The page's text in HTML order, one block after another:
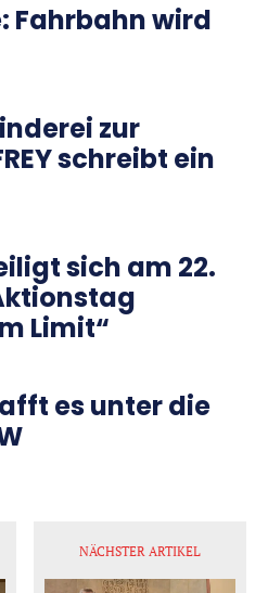
Fahrbahn wird
zur
schreibt ein
sich am 22.
Limit“
es unter die
NÄCHSTER ARTIKEL